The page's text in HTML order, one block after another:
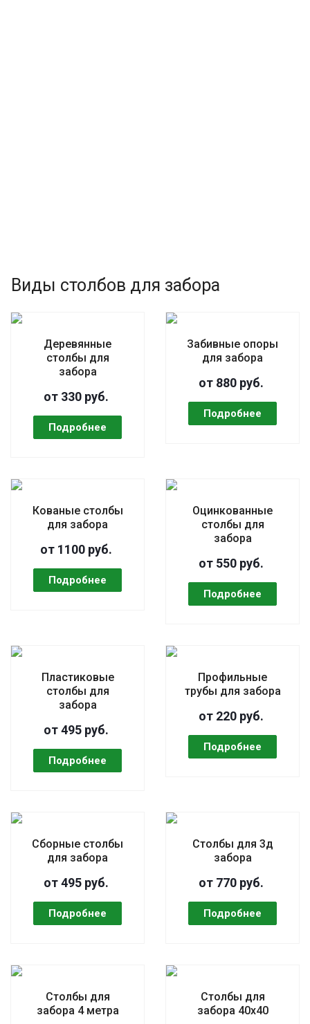
Виды столбов для забора
Деревянные
столбы для
забора
от 330 руб.
Забивные опоры
для забора
от 880 руб.
Кованые столбы
для забора
от 1100 руб.
Оцинкованные
столбы для
забора
от 550 руб.
Пластиковые
столбы для
забора
от 495 руб.
Профильные
трубы для забора
от 220 руб.
Сборные столбы
для забора
от 495 руб.
Столбы для 3д
забора
от 770 руб.
Столбы для
забора 4 метра
Столбы для
забора 40х40